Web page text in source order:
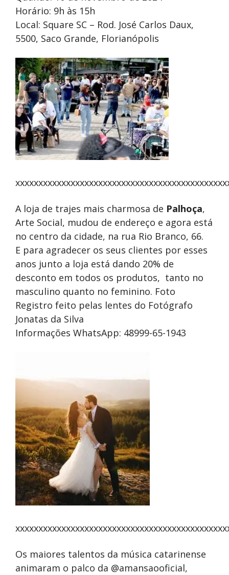
Horário: 9h às 15h
Local: Square SC – Rod. José Carlos Daux,
5500, Saco Grande, Florianópolis
A loja de trajes mais charmosa de Palhoça,
Arte Social, mudou de endereço e agora está
no centro da cidade, na rua Rio Branco, 66.
E para agradecer os seus clientes por esses
anos junto a loja está dando 20% de
desconto em todos os produtos, tanto no
masculino quanto no feminino. Foto
Registro feito pelas lentes do Fotógrafo
Jonatas da Silva
Informações WhatsApp: 48999-65-1943
Os maiores talentos da música catarinense
animaram o palco da @amansaooficial,